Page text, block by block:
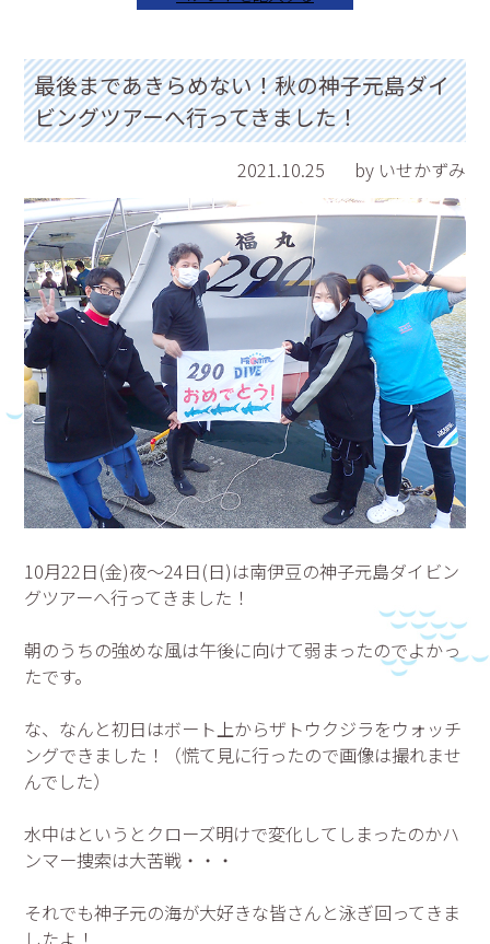
最後まであきらめない！秋の神子元島ダイ
ビングツアーへ行ってきました！
2021.10.25 by いせかずみ
10月22日(金)夜～24日(日)は南伊豆の神子元島ダイビン
グツアーへ行ってきました！
朝のうちの強めな風は午後に向けて弱まったのでよかっ
たです。
な、なんと初日はボート上からザトウクジラをウォッチ
ングできました！（慌て見に行ったので画像は撮れませ
んでした）
水中はというとクローズ明けで変化してしまったのかハ
ンマー捜索は大苦戦・・・
それでも神子元の海が大好きな皆さんと泳ぎ回ってきま